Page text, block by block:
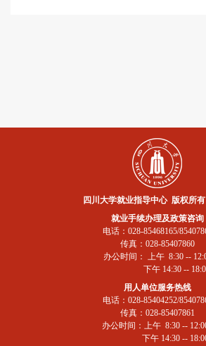
四川大学就业指导中心 版权所
就业手续办理及政策咨询
电话：028-85468165/
传真：028-85407860
办公时间： 上午 8:30 --
下午 14:30 --
用人单位服务热线
电话：028-85404252/
传真：028-85407861
办公时间：上午 8:30 --
下午 14:30 --